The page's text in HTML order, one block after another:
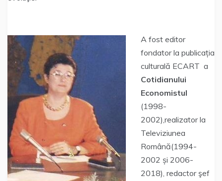
A fost editor
fondator la publicația
culturală ECART a
Cotidianului
Economistul
(1998-
2002),realizator la
Televiziunea
Română(1994-
2002 și 2006-
2018), redactor şef